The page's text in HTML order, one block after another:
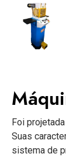
Foi
Suas
sistema de